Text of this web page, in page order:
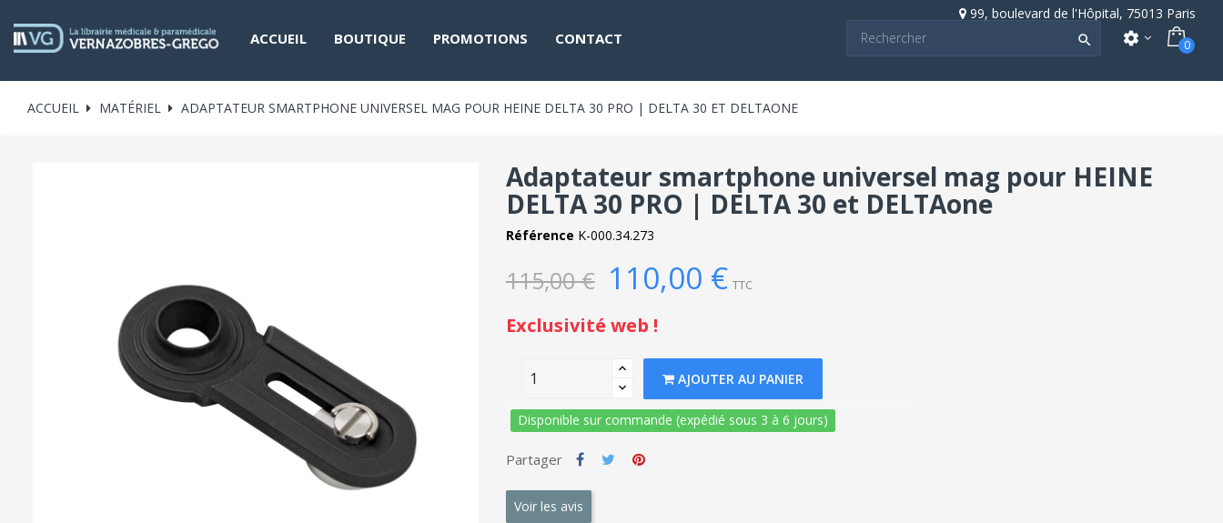
99, boulevard de l'Hôpital, 75013 Paris
ACCUEIL BOUTIQUE PROMOTIONS CONTACT  settings 0
ACCUEIL MATÉRIEL ADAPTATEUR SMARTPHONE UNIVERSEL MAG POUR HEINE DELTA 30 PRO | DELTA 30 ET DELTAONE
Adaptateur smartphone universel mag pour HEINE
DELTA 30 PRO | DELTA 30 et DELTAone
Référence K-000.34.273
115,00 € 110,00 € TTC
Exclusivité web !
AJOUTER AU PANIER
Disponible sur commande (expédié sous 3 à 6 jours)
Partager
Voir les avis